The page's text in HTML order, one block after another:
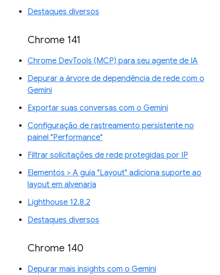
Destaques diversos
Chrome 141
Chrome DevTools (MCP) para seu agente de IA
Depurar a árvore de dependência de rede com o
Gemini
Exportar suas conversas com o Gemini
Configuração de rastreamento persistente no
painel "Performance"
Filtrar solicitações de rede protegidas por IP
Elementos > A guia "Layout" adiciona suporte ao
layout em alvenaria
Lighthouse 12.8.2
Destaques diversos
Chrome 140
Depurar mais insights com o Gemini